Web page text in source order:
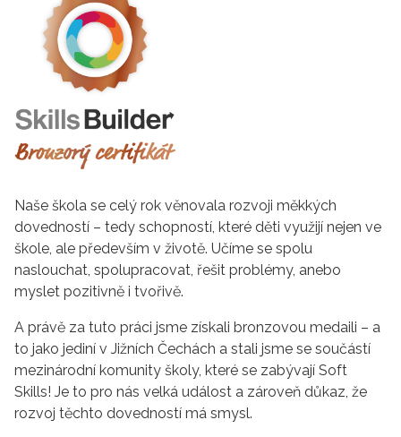
Naše škola se celý rok věnovala rozvoji měkkých
dovedností – tedy schopností, které děti využijí nejen ve
škole, ale především v životě. Učíme se spolu
naslouchat, spolupracovat, řešit problémy, anebo
myslet pozitivně i tvořivě.
A právě za tuto práci jsme získali bronzovou medaili – a
to jako jediní v Jižních Čechách a stali jsme se součástí
mezinárodní komunity školy, které se zabývají Soft
Skills! Je to pro nás velká událost a zároveň důkaz, že
rozvoj těchto dovedností má smysl.